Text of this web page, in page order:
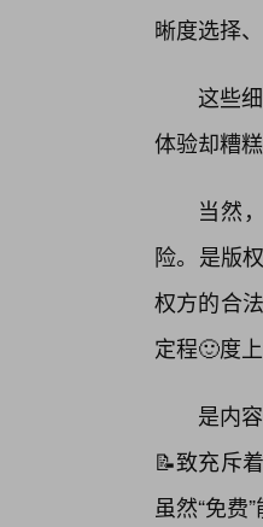
晰度选择
这些
体验却糟
当然
险。是版
权方的合
定程🙂度
是内
📝致充斥
虽然“免费